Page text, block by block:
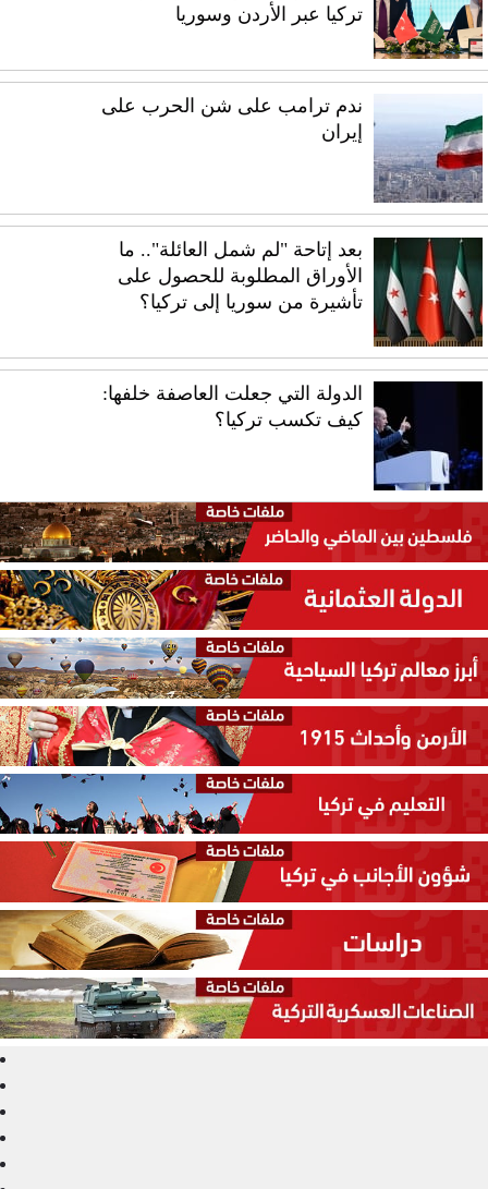
تركيا عبر الأردن وسوريا
ندم ترامب على شن الحرب على
إيران
بعد إتاحة "لم شمل العائلة".. ما
الأوراق المطلوبة للحصول على
تأشيرة من سوريا إلى تركيا؟
الدولة التي جعلت العاصفة خلفها:
كيف تكسب تركيا؟